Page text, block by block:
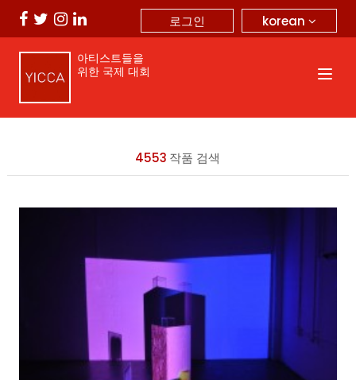
korean
로그인
아티스트들을
위한 국제 대회
4553 작품 검색